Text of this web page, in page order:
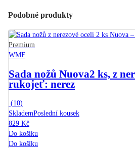
Podobné produkty
Premium
WMF
Sada nožů Nuova2 ks, z
rukojeť: nerez
(10)
SklademPoslední kousek
829 Kč
Do košíku
Do košíku